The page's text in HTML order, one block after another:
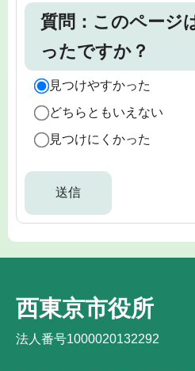
質問：このページ
ったですか？
見つけやすかった
どちらともいえない
見つけにくかった
西東京市役所
法人番号1000020132292